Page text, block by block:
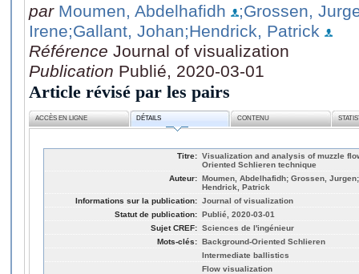
par Moumen, Abdelhafidh
;Grossen,
Irene;Gallant, Johan;Hendrick, Patrick
Référence Journal of visualization
Publication Publié, 2020-03-01
Article révisé par les pairs
ACCÈS EN LIGNE DÉTAILS CONTENU
Titre: Visualization and analysis of muzzle
Oriented Schlieren technique
Auteur: Moumen, Abdelhafidh; Grossen,
Hendrick, Patrick
Informations sur la publication: Journal of visualization
Statut de publication: Publié, 2020-03-01
Sujet CREF: Sciences de l'ingénieur
Mots-clés: Background-Oriented Schlieren
Intermediate ballistics
Flow visualization